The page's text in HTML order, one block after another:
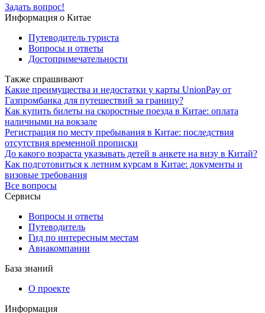
Задать вопрос!
Информация о Китае
Путеводитель туриста
Вопросы и ответы
Достопримечательности
Также спрашивают
Какие преимущества и недостатки у карты UnionPay от
Газпромбанка для путешествий за границу?
Как купить билеты на скоростные поезда в Китае: оплата
наличными на вокзале
Регистрация по месту пребывания в Китае: последствия
отсутствия временной прописки
До какого возраста указывать детей в анкете на визу в Китай?
Как подготовиться к летним курсам в Китае: документы и
визовые требования
Все вопросы
Сервисы
Вопросы и ответы
Путеводитель
Гид по интересным местам
Авиакомпании
База знаний
О проекте
Информация